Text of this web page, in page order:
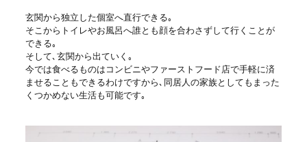
玄関から独立した個室へ直行できる｡
そこからトイレやお風呂へ誰とも顔を合わさずして行くことが
できる｡
そして､玄関から出ていく｡
今では食べるものはコンビニやファーストフード店で手軽に済
ませることもできるわけですから､同居人の家族としてもまった
くつかめない生活も可能です｡